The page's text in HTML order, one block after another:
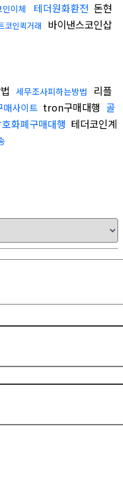
인이체 테더원화환전 돈현
코인퀵거래
바이낸스코인삽
세무조사피하는방법
리플
매사이트 tron구매대행 골
화폐구매대행 테더코인계